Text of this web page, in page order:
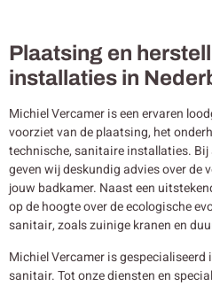
Plaatsing en
installaties in
Michiel Vercamer is een ervaren
voorziet van de plaatsing, het
technische, sanitaire installaties.
geven wij deskundig advies over de
jouw badkamer. Naast een
op de hoogte over de ecologische
sanitair, zoals zuinige kranen en
Michiel Vercamer is
sanitair. Tot onze diensten en